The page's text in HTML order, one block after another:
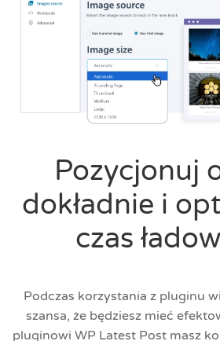
Pozycjonuj
dokładnie i
czas
Podczas korzystania z pluginu
szansa, że będziesz mieć
pluginowi WP Latest Post masz